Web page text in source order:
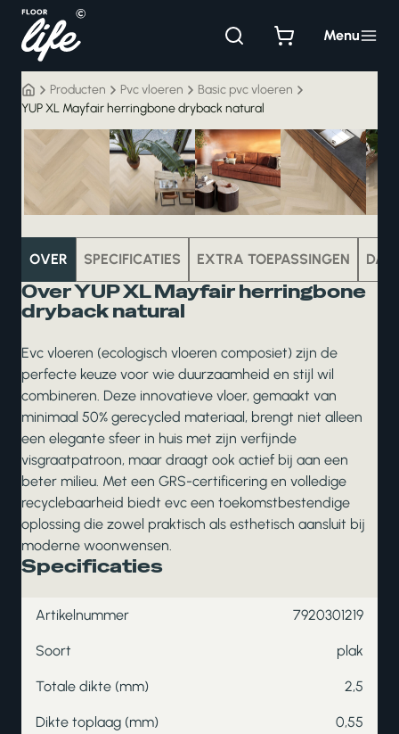
inhoud
Menu
Producten Pvc vloeren
Basic pvc vloeren
YUP XL Mayfair herringbone dryback natural
pvc
OVER SPECIFICATIES EXTRA TOEPASSINGEN
Over YUP XL Mayfair herringbone
dryback natural
Evc vloeren (ecologisch vloeren composiet) zijn de
perfecte keuze voor wie duurzaamheid en stijl wil
combineren. Deze innovatieve vloer, gemaakt van
minimaal 50% gerecycled materiaal, brengt niet alleen
een elegante sfeer in huis met zijn verfijnde
visgraatpatroon, maar draagt ook actief bij aan een
beter milieu. Met een GRS-certificering en volledige
recyclebaarheid biedt evc een toekomstbestendige
oplossing die zowel praktisch als esthetisch aansluit bij
moderne woonwensen.
Specificaties
Artikelnummer 7920301219
Soort plak
Totale dikte (mm) 2,5
Dikte toplaag (mm) 0,55